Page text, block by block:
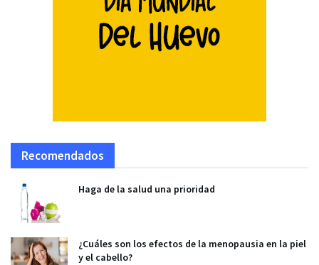
Recomendados
Haga de la salud una prioridad
¿Cuáles son los efectos de la menopausia en la piel
y el cabello?